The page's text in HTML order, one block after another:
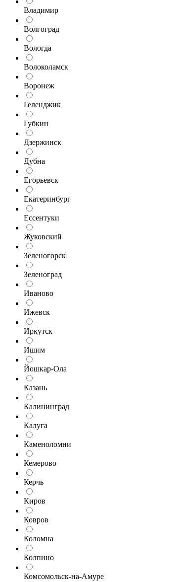
Владимир
Волгоград
Вологда
Волоколамск
Воронеж
Геленджик
Губкин
Дзержинск
Дубна
Егорьевск
Екатеринбург
Ессентуки
Жуковский
Зеленогорск
Зеленоград
Иваново
Ижевск
Иркутск
Ишим
Йошкар-Ола
Казань
Калининград
Калуга
Каменоломни
Кемерово
Керчь
Киров
Ковров
Коломна
Колпино
Комсомольск-на-Амуре